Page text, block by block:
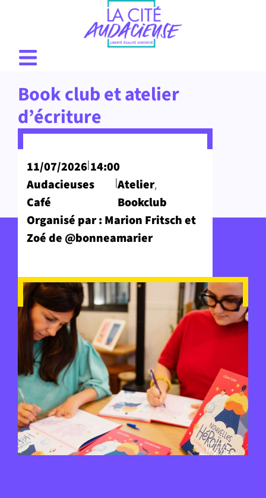
Book club et atelier
d’écriture
11/07/2026|14:00
Audacieuses
Café
|Atelier,
Bookclub
Organisé par : Marion Fritsch et
Zoé de @bonneamarier